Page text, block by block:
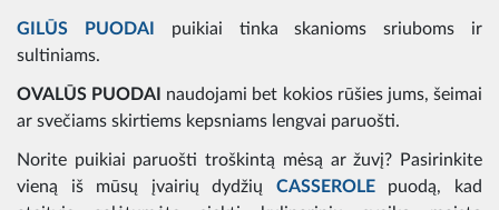
GILŪS PUODAI
puikiai tinka skanioms sriuboms ir
sultiniams.
OVALŪS PUODAI
naudojami bet kokios rūšies jums, šeimai
ar svečiams skirtiems kepsniams lengvai paruošti.
Norite puikiai paruošti troškintą mėsą ar žuvį? Pasirinkite
vieną iš mūsų įvairių dydžių CASSEROLEpuodą, kad